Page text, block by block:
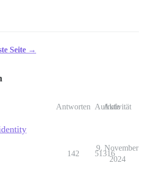
Seite →
Antworten Aufrufe
Aktivität
142 51316
9. November
2024